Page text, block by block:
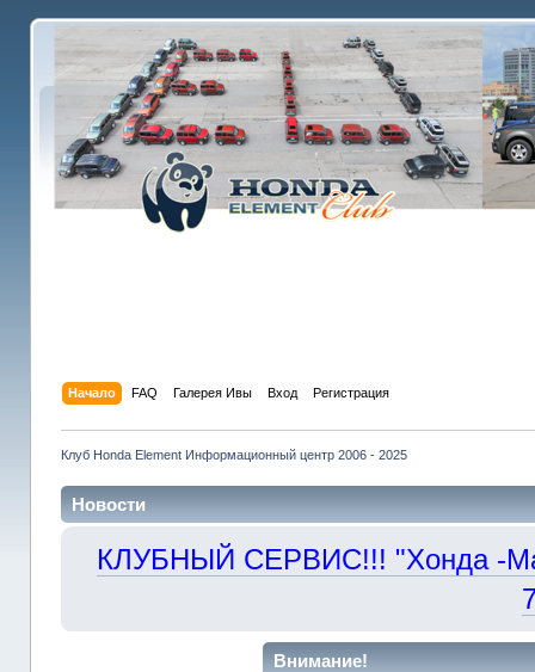
Начало FAQ Галерея Ивы Вход Регистрация
Клуб Honda Element Информационный центр 2006 - 2025
Новости
КЛУБНЫЙ СЕРВИС!!! "Хонда -
Внимание!